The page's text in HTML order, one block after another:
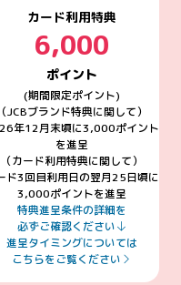
カード利用特典
6,000
ポイント
(期間限定ポイント)
（JCBブランド特典に関して）
年12月末頃に3,000ポイント
を進呈
（カード利用特典に関して）
ド3回目利用日の翌月25日頃に
3,000ポイントを進呈
特典進呈条件の詳細を
必ずご確認ください
進呈タイミングについては
こちらをご覧ください